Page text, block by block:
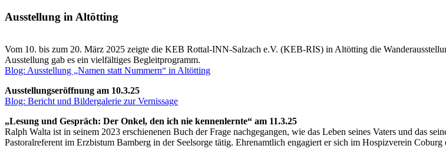
Ausstellung in Altötting
Vom 10. bis zum 20. März 2025 zeigte die KEB Rottal-INN-Salzach e.V. (KEB-RIS) in Altötting die
Ausstellung gab es ein vielfältiges Begleitprogramm.
Blog: Ausstellung „Namen statt Nummern“ in Altötting
Ausstellungseröffnung am 10.3.25
Blog: Bericht und Bildergalerie zur Vernissage
„Lesung und Gespräch: Der Onkel, den ich nie kennenlernte“ am 11.3.25
Ralph Walta ist in seinem 2023 erschienenen Buch der Frage nachgegangen, wie das Leben seines Vaters und das
Pastoralreferent im Erzbistum Bamberg in der Seelsorge tätig. Ehrenamtlich engagiert er sich im Hospizverein Coburg